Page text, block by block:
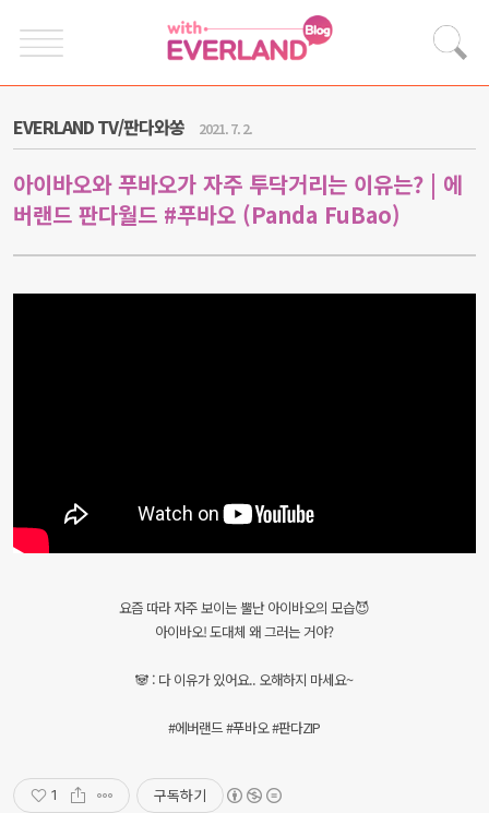
EVERLAND TV/판다와쏭 2021. 7. 2.
아이바오와 푸바오가 자주 투닥거리는 이유는? | 에
버랜드 판다월드 #푸바오 (Panda FuBao)
요즘 따라 자주 보이는 뿔난 아이바오의 모습😈
아이바오! 도대체 왜 그러는 거야?
🐼 : 다 이유가 있어요.. 오해하지 마세요~
#에버랜드 #푸바오 #판다ZIP
1 구독하기